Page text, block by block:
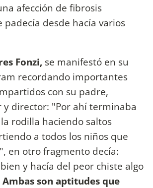
afección de fibrosis
desde hacía varios
Fonzi, se manifestó en su
recordando importantes
con su padre,
director: "Por ahí terminaba
rodilla haciendo saltos
a todos los niños que
en otro fragmento decía:
y hacía del peor chiste algo
Ambas son aptitudes que